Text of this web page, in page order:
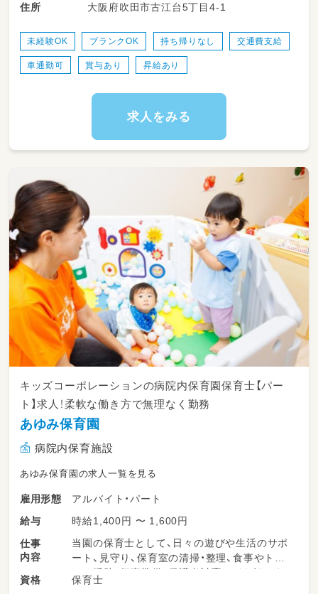
・保護者対応
住所
大阪府吹田市古江台5丁目4-1
未経験OK ブランクOK 持ち帰りなし 交通費支給
車通勤可 賞与あり 昇給あり
求人をみる
キッズコーポレーションの病院内保育園保育士【パー
ト】求人！柔軟な働き方で無理なく勤務
あゆみ保育園
病院内保育施設
あゆみ保育園の求人一覧を見る
雇用形態
アルバイト・パート
給与
時給1,400円 〜 1,600円
仕事
内容
当園の保育士として、日々の遊びや生活のサポ
ート、見守り、保育室の清掃・整理、食事やトイ
レの援助、行事準備、保護者対応などを担いま
す。柔軟な保育環境の中で、子どもたち一人ひ
資格 保育士